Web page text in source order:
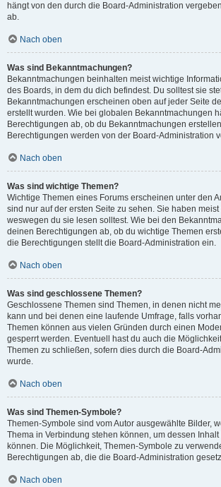
hängt von den durch die Board-Administration
ab.
Nach oben
Was sind Bekanntmachungen?
Bekanntmachungen beinhalten meist wichtige
des Boards, in dem du dich befindest. Du solltest sie
Bekanntmachungen erscheinen oben auf jeder Seite
erstellt wurden. Wie bei globalen Bekanntmachungen
Berechtigungen ab, ob du Bekanntmachungen
Berechtigungen werden von der Board-Administration
Nach oben
Was sind wichtige Themen?
Wichtige Themen eines Forums erscheinen unter den
sind nur auf der ersten Seite zu sehen. Sie haben
weswegen du sie lesen solltest. Wie bei den
deinen Berechtigungen ab, ob du wichtige Themen
die Berechtigungen stellt die Board-Administration ein.
Nach oben
Was sind geschlossene Themen?
Geschlossene Themen sind Themen, in denen nicht
kann und bei denen eine laufende Umfrage, falls
Themen können aus vielen Gründen durch einen
gesperrt werden. Eventuell hast du auch die
Themen zu schließen, sofern dies durch die Board-
wurde.
Nach oben
Was sind Themen-Symbole?
Themen-Symbole sind vom Autor ausgewählte Bilder,
Thema in Verbindung stehen können, um dessen
können. Die Möglichkeit, Themen-Symbole zu
Berechtigungen ab, die die Board-Administration
Nach oben